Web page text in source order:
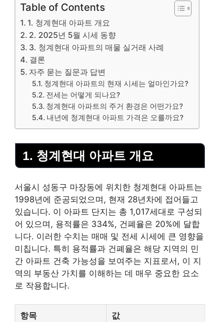
Table of Contents
1. 청계현대 아파트 개요
2. 2025년 5월 시세 동향
3. 청계현대 아파트의 매물 실거래 사례
결론
자주 묻는 질문과 답변
청계현대 아파트의 현재 시세는 얼마인가요?
전세는 어떻게 되나요?
청계현대 아파트의 주거 환경은 어떤가요?
내년에 청계현대 아파트 가격은 오를까요?
1. 청계현대 아파트 개요
서울시 성동구 마장동에 위치한 청계현대 아파트는
1998년에 준공되었으며, 현재 28년차에 접어들고
있습니다. 이 아파트 단지는 총 1,017세대로 구성되
어 있으며, 용적률은 334%, 건폐율은 20%에 달합
니다. 이러한 수치는 매매 및 전세 시세에 큰 영향을
미칩니다. 특히 용적률과 건폐율은 해당 지역의 민
간 아파트 건축 가능성을 보여주는 지표로서, 이 지
역의 부동산 가치를 이해하는 데 매우 중요한 요소
로 작용합니다.
항목 값